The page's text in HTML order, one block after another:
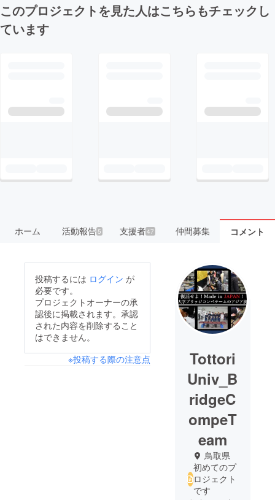
このプロジェクトを見た人はこちらもチェックし
ています
ホーム 活動報告5 支援者47 仲間募集 コメント
投稿するには ログイン が
必要です。
プロジェクトオーナーの承
認後に掲載されます。承認
された内容を削除すること
はできません。
※投稿する際の注意点
Tottori
Univ_B
ridgeC
ompeT
eam
鳥取県
初めてのプ
ロジェクト
です